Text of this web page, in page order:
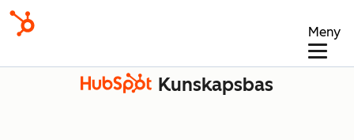
Meny
Kunskapsbas